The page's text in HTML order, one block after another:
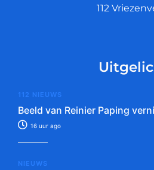
112
112 NIEUWS
Beeld van Reinier Paping
16 uur ago
NIEUWS